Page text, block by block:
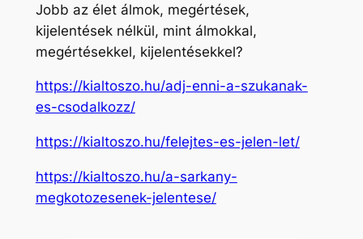
SHARE
LINK
EMBED
Jobb az élet álmok, megértések,
kijelentések nélkül, mint álmokkal,
megértésekkel, kijelentésekkel?
https://kialtoszo.hu/adj-enni-a-szukanak-
es-csodalkozz/
https://kialtoszo.hu/felejtes-es-jelen-let/
https://kialtoszo.hu/a-sarkany-
megkotozesenek-jelentese/